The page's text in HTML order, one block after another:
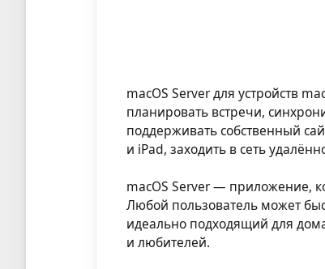
macOS Server для устройств
планировать встречи,
поддерживать собственный
и iPad, заходить в сеть
macOS Server — приложение,
Любой пользователь может
идеально подходящий для
и любителей.